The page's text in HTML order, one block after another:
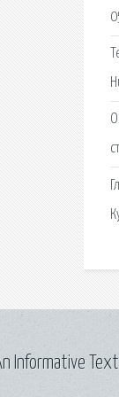
Informative